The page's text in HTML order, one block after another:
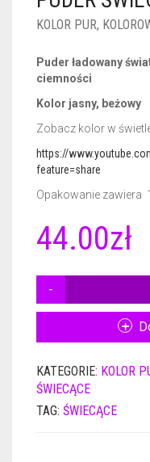
ACTIVATOR 50ML
ACTIVATOR POWER
GEL TOP 50ML
BRUSH SAVER 50ML
GEL BASE 15ML
GEL BASE + GEL TOP
GEL BASE DO
ACTIVATOR 15ML
GEL TOP 15ML
NURSING OIL 15ML
BRUSH SAVER 15ML
AKCESORIA
RÓŻNE AKCESORIA
FREZY
FRENCH DIP NSN
GADŻETY REKLAMOWE
PLAKAT
ULOTKI
KOLOR PUR,
Puder ładowany
ciemności
Kolor jasny, beżowy
Zobacz kolor w
https://
feature=share
Opakowanie zawiera
44.00zł
PUDER
14G
KATEGORIE: KOLOR
ŚWIECĄCE
TAG: ŚWIECĄCE